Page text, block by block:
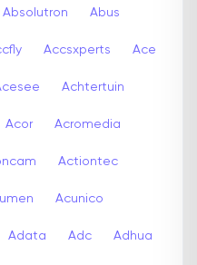
Absolutron Abus
Accsxperts Ace
Achtertuin
Acor Acromedia
Actiontec
Acunico
Adata Adc Adhua